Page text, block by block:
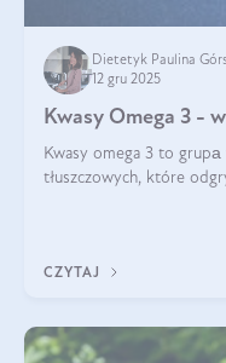
Dietetyk Paulina
12 gru 2025
Kwasy Omega 3 -
Kwasy omega 3 to
tłuszczowych, które
CZYTAJ